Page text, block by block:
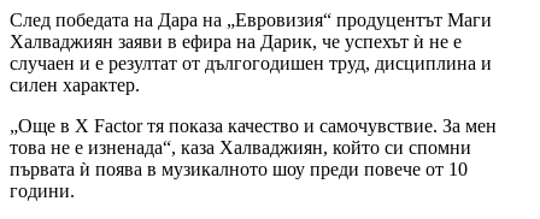
След победата на Дара на „Евровизия“ продуцентът Маги
Халваджиян заяви в ефира на Дарик, че успехът ѝ не е
случаен и е резултат от дългогодишен труд, дисциплина и
силен характер.
„Още в X Factor тя показа качество и самочувствие. За мен
това не е изненада“, каза Халваджиян, който си спомни
първата ѝ поява в музикалното шоу преди повече от 10
години.